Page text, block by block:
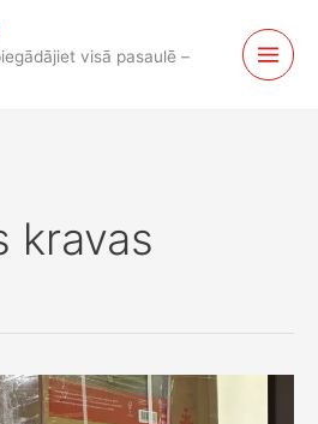
visā pasaulē –
kravas